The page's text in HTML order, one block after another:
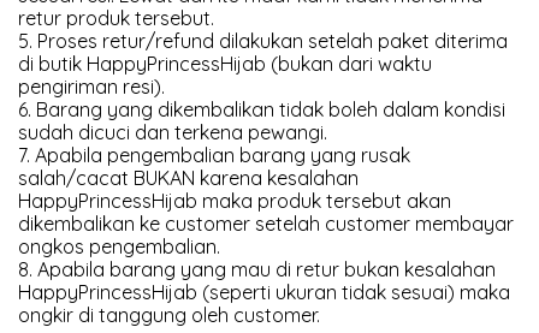
retur produk tersebut.
5. Proses retur/refund dilakukan setelah paket diterima
di butik HappyPrincessHijab (bukan dari waktu
pengiriman resi).
6. Barang yang dikembalikan tidak boleh dalam kondisi
sudah dicuci dan terkena pewangi.
7. Apabila pengembalian barang yang rusak
salah/cacat BUKAN karena kesalahan
HappyPrincessHijab maka produk tersebut akan
dikembalikan ke customer setelah customer membayar
ongkos pengembalian.
8. Apabila barang yang mau di retur bukan kesalahan
HappyPrincessHijab (seperti ukuran tidak sesuai) maka
ongkir di tanggung oleh customer.